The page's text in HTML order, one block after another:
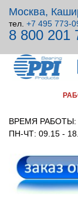
Москва,
тел. +7 495 773-
8 800 201
ВРЕМЯ РАБОТЫ:
ПН-ЧТ: 09.15 -